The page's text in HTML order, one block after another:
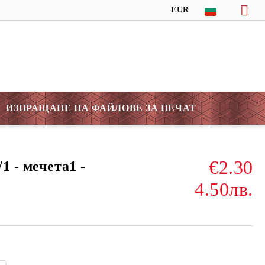
EUR
ИЗПРАЩАНЕ НА ФАЙЛОВЕ ЗА ПЕЧАТ
- мечета1 -
€2.30
4.50лв.